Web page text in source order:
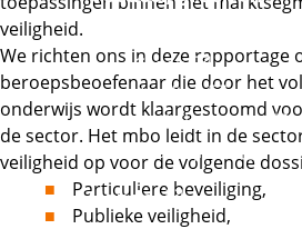
Groen
Externe
Voeding
Externe
Winkelambacht
Gastvrijheid
Handel
Externe link
veiligheid.
We richten ons in deze rapportage
beroepsbeoefenaar die door het
onderwijs wordt klaargestoomd
de sector. Het mbo leidt in de
veiligheid op voor de volgende
Particuliere beveiliging,
Publieke veiligheid,